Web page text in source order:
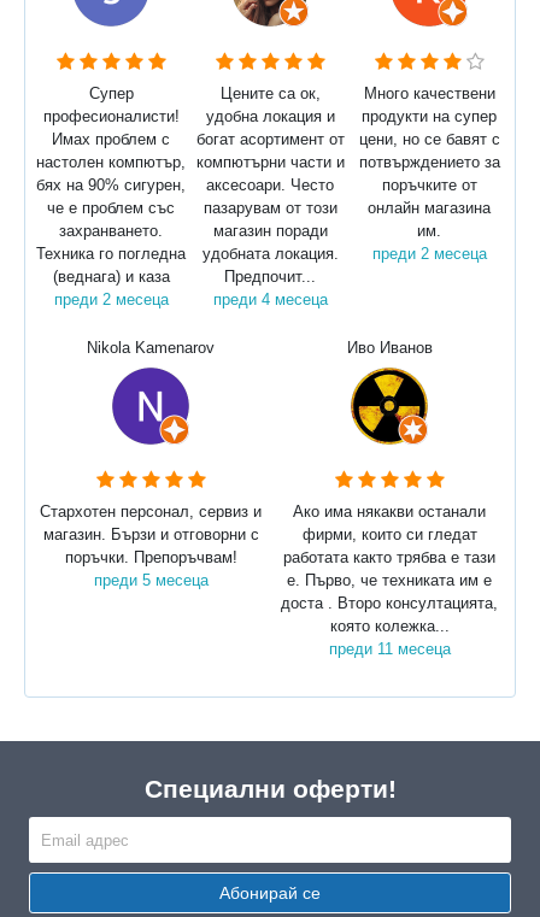
Супер
професионалисти!
Имах проблем с
настолен компютър,
бях на 90% сигурен,
че е проблем със
захранването.
Техника го погледна
(веднага) и каза
преди 2 месеца
Цените са ок,
удобна локация и
богат асортимент от
компютърни части и
аксесоари. Често
пазарувам от този
магазин поради
удобната локация.
Предпочит...
преди 4 месеца
Много качествени
продукти на супер
цени, но се бавят с
потвърждението за
поръчките от
онлайн магазина
им.
преди 2 месеца
Nikola Kamenarov
Стархотен персонал, сервиз и
магазин. Бързи и отговорни с
поръчки. Препоръчвам!
преди 5 месеца
Иво Иванов
Ако има някакви останали
фирми, които си гледат
работата както трябва е тази
е. Първо, че техниката им е
доста . Второ консултацията,
която колежка...
преди 11 месеца
Специални оферти!
Абонирай се